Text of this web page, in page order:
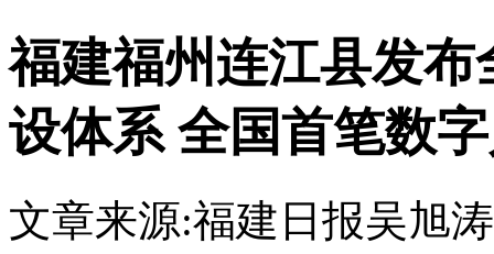
福建福州连江县发
设体系 全国首笔数
文章来源:福建日报吴旭